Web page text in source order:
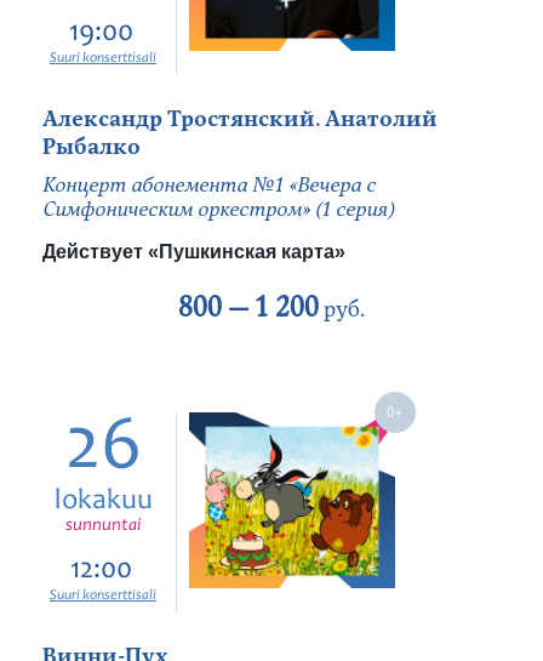
19:00
Suuri konserttisali
Александр Тростянский. Анатолий
Рыбалко
Концерт абонемента №1 «Вечера с
Симфоническим оркестром» (1 серия)
Действует «Пушкинская карта»
800 —1 200руб.
26
lokakuu
sunnuntai
12:00
Suuri konserttisali